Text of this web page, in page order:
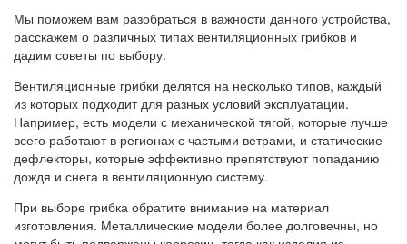
Мы поможем вам разобраться в важности данного устройства,
расскажем о различных типах вентиляционных грибков и
дадим советы по выбору.
Вентиляционные грибки делятся на несколько типов, каждый
из которых подходит для разных условий эксплуатации.
Например, есть модели с механической тягой, которые лучше
всего работают в регионах с частыми ветрами, и статические
дефлекторы, которые эффективно препятствуют попаданию
дождя и снега в вентиляционную систему.
При выборе грибка обратите внимание на материал
изготовления. Металлические модели более долговечны, но